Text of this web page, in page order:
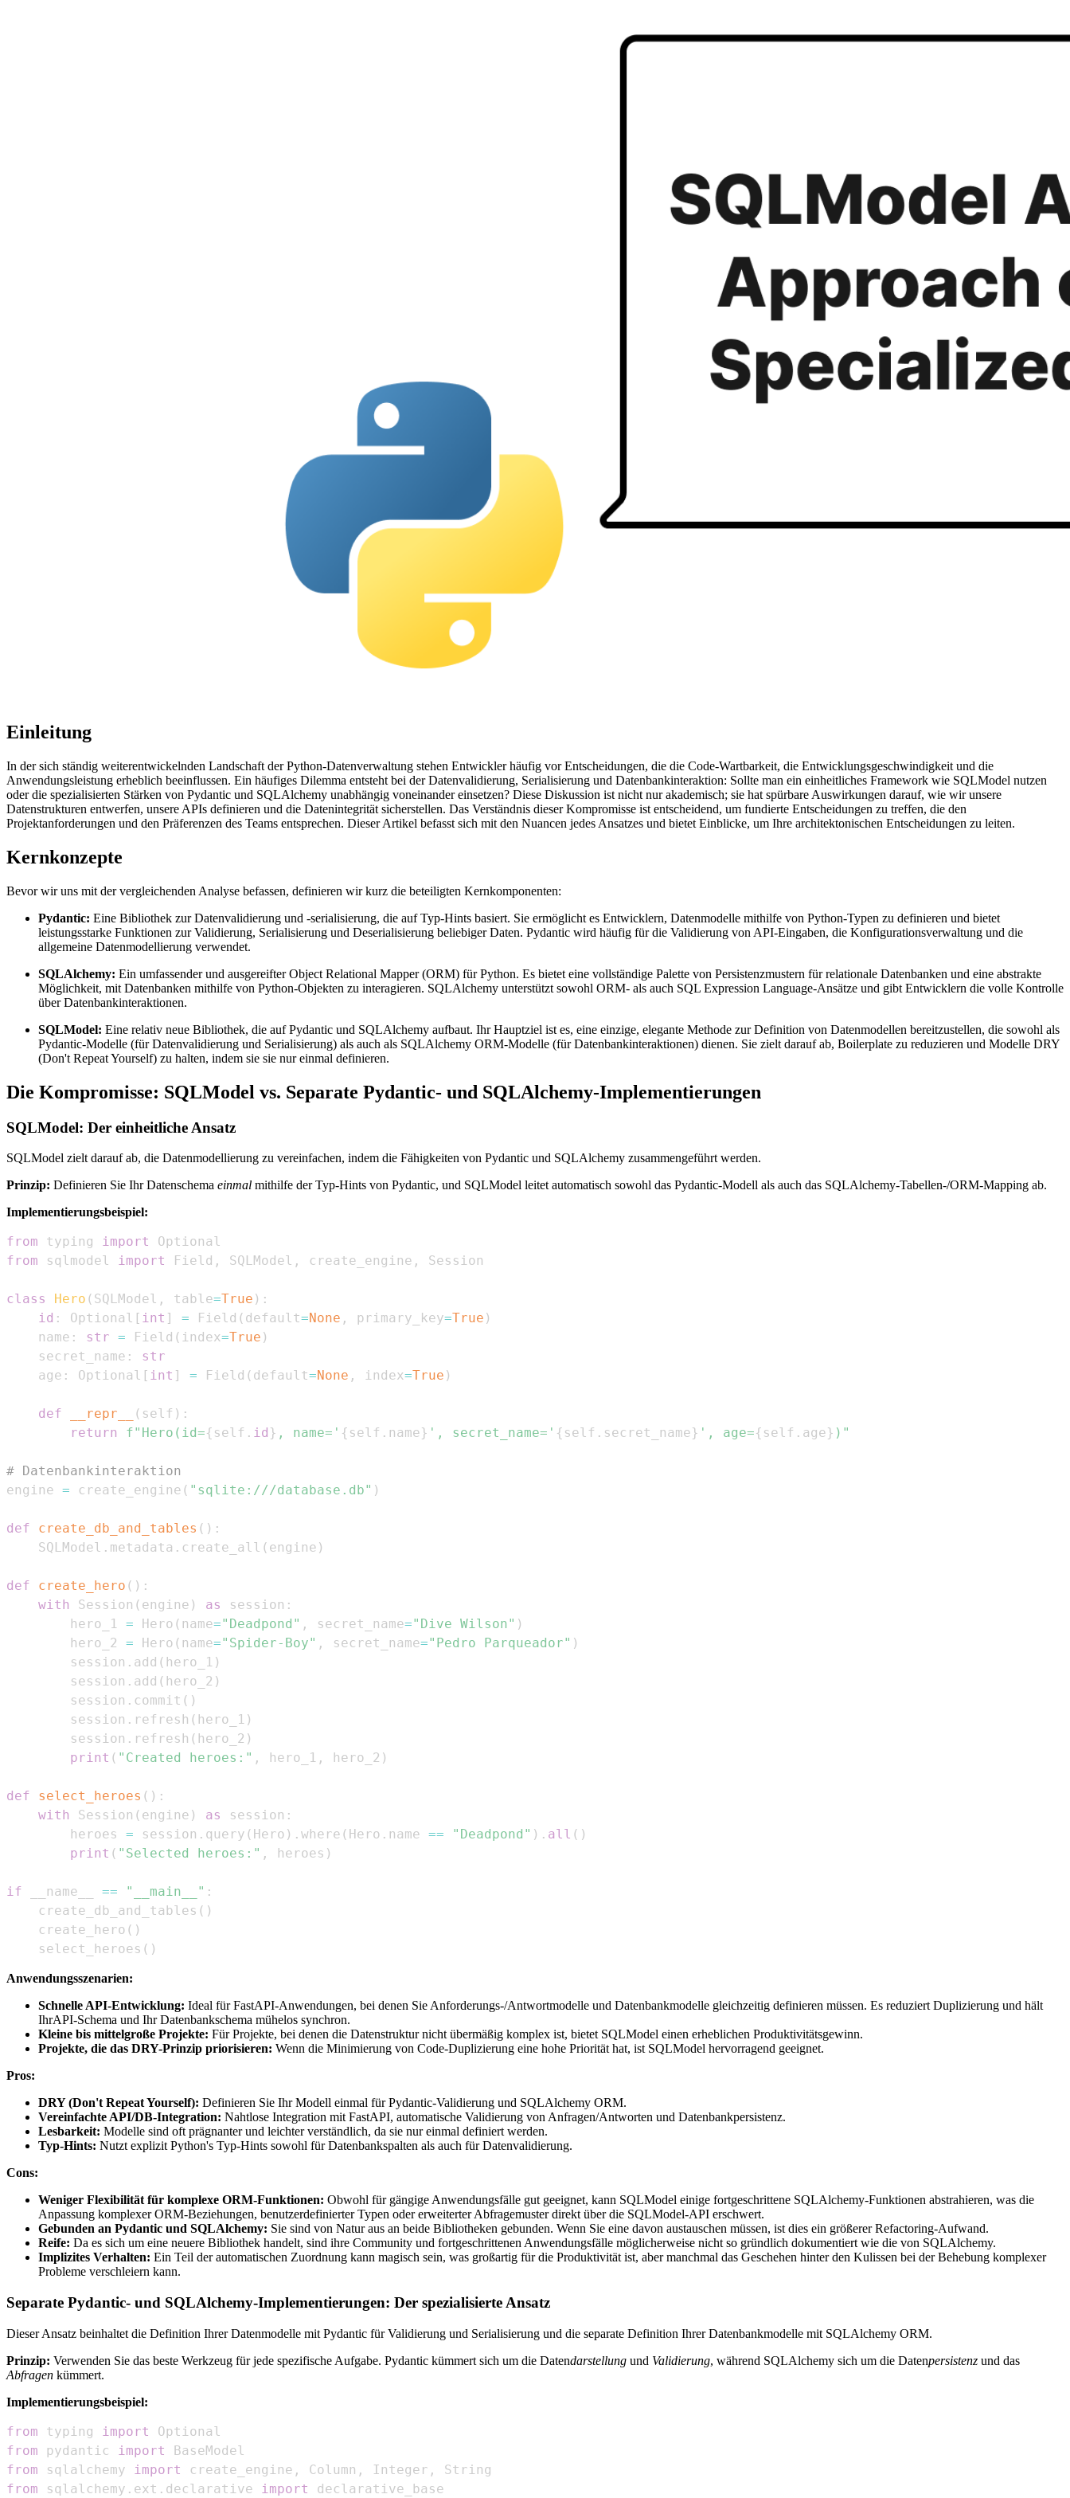
Einleitung
In der sich ständig weiterentwickelnden Landschaft der Python-Datenverwaltung stehen Entwickler häufig vor Entscheidungen, die die Code-Wartbarkeit, die Entwicklungsgeschwindigkeit und die
Anwendungsleistung erheblich beeinflussen. Ein häufiges Dilemma entsteht bei der Datenvalidierung, Serialisierung und Datenbankinteraktion: Sollte man ein einheitliches Framework wie SQLModel nutzen
oder die spezialisierten Stärken von Pydantic und SQLAlchemy unabhängig voneinander einsetzen? Diese Diskussion ist nicht nur akademisch; sie hat spürbare Auswirkungen darauf, wie wir unsere
Datenstrukturen entwerfen, unsere APIs definieren und die Datenintegrität sicherstellen. Das Verständnis dieser Kompromisse ist entscheidend, um fundierte Entscheidungen zu treffen, die den
Projektanforderungen und den Präferenzen des Teams entsprechen. Dieser Artikel befasst sich mit den Nuancen jedes Ansatzes und bietet Einblicke, um Ihre architektonischen Entscheidungen zu leiten.
Kernkonzepte
Bevor wir uns mit der vergleichenden Analyse befassen, definieren wir kurz die beteiligten Kernkomponenten:
Pydantic: Eine Bibliothek zur Datenvalidierung und -serialisierung, die auf Typ-Hints basiert. Sie ermöglicht es Entwicklern, Datenmodelle mithilfe von Python-Typen zu definieren und bietet
leistungsstarke Funktionen zur Validierung, Serialisierung und Deserialisierung beliebiger Daten. Pydantic wird häufig für die Validierung von API-Eingaben, die Konfigurationsverwaltung und die
allgemeine Datenmodellierung verwendet.
SQLAlchemy: Ein umfassender und ausgereifter Object Relational Mapper (ORM) für Python. Es bietet eine vollständige Palette von Persistenzmustern für relationale Datenbanken und eine abstrakte
Möglichkeit, mit Datenbanken mithilfe von Python-Objekten zu interagieren. SQLAlchemy unterstützt sowohl ORM- als auch SQL Expression Language-Ansätze und gibt Entwicklern die volle Kontrolle
über Datenbankinteraktionen.
SQLModel: Eine relativ neue Bibliothek, die auf Pydantic und SQLAlchemy aufbaut. Ihr Hauptziel ist es, eine einzige, elegante Methode zur Definition von Datenmodellen bereitzustellen, die sowohl als
Pydantic-Modelle (für Datenvalidierung und Serialisierung) als auch als SQLAlchemy ORM-Modelle (für Datenbankinteraktionen) dienen. Sie zielt darauf ab, Boilerplate zu reduzieren und Modelle DRY
(Don't Repeat Yourself) zu halten, indem sie sie nur einmal definieren.
Die Kompromisse: SQLModel vs. Separate Pydantic- und SQLAlchemy-Implementierungen
SQLModel: Der einheitliche Ansatz
SQLModel zielt darauf ab, die Datenmodellierung zu vereinfachen, indem die Fähigkeiten von Pydantic und SQLAlchemy zusammengeführt werden.
Prinzip: Definieren Sie Ihr Datenschema einmal mithilfe der Typ-Hints von Pydantic, und SQLModel leitet automatisch sowohl das Pydantic-Modell als auch das SQLAlchemy-Tabellen-/ORM-Mapping ab.
Implementierungsbeispiel:
from typing import
from sqlmodel import Field , SQLModel , create_engine ,
class Hero ( SQLModel , table=True ) :
id : Optional [ int ] = Field ( default=None , primary_key=True )
    name
: str = Field ( index=True )
    secret_name
:
str
    age
: Optional [ int ] = Field ( default=None , index=True )
def __repr__ ( self ) :
return
f"Hero(id={ self . id } , name=' { self . name} ', secret_name=' { self . secret_name} ', age={ self . age} )"
# Datenbankinteraktion
engine = create_engine ( "sqlite:///database.db" )
def create_db_and_tables ( ) :
    SQLModel
. metadata . create_all ( engine )
def create_hero ( ) :
with
Session ( engine ) as session :
        hero_1
= Hero ( name="Deadpond" , secret_name="Dive Wilson" )
        hero_2
= Hero ( name="Spider-Boy" , secret_name="Pedro Parqueador" )
        session
. add ( hero_1 )
        session
. add ( hero_2 )
        session
. commit ( )
        session
. refresh ( hero_1 )
        session
. refresh ( hero_2 )
print ( "Created heroes:" , hero_1 , hero_2 )
def select_heroes ( ) :
with
Session ( engine ) as session :
        heroes
= session . query ( Hero ) . where ( Hero . name == "Deadpond" ) . all ( )
print ( "Selected heroes:" , heroes )
if __name__ == "__main__" :
    create_db_and_tables
( )
    create_hero
( )
    select_heroes
( )
Anwendungsszenarien:
Schnelle API-Entwicklung: Ideal für FastAPI-Anwendungen, bei denen Sie Anforderungs-/Antwortmodelle und Datenbankmodelle gleichzeitig definieren müssen. Es reduziert Duplizierung und hält
IhrAPI-Schema und Ihr Datenbankschema mühelos synchron.
Kleine bis mittelgroße Projekte: Für Projekte, bei denen die Datenstruktur nicht übermäßig komplex ist, bietet SQLModel einen erheblichen Produktivitätsgewinn.
Projekte, die das DRY-Prinzip priorisieren: Wenn die Minimierung von Code-Duplizierung eine hohe Priorität hat, ist SQLModel hervorragend geeignet.
Pros:
DRY (Don't Repeat Yourself): Definieren Sie Ihr Modell einmal für Pydantic-Validierung und SQLAlchemy ORM.
Vereinfachte API/DB-Integration: Nahtlose Integration mit FastAPI, automatische Validierung von Anfragen/Antworten und Datenbankpersistenz.
Lesbarkeit: Modelle sind oft prägnanter und leichter verständlich, da sie nur einmal definiert werden.
Typ-Hints: Nutzt explizit Python's Typ-Hints sowohl für Datenbankspalten als auch für Datenvalidierung.
Cons:
Weniger Flexibilität für komplexe ORM-Funktionen: Obwohl für gängige Anwendungsfälle gut geeignet, kann SQLModel einige fortgeschrittene SQLAlchemy-Funktionen abstrahieren, was die
Anpassung komplexer ORM-Beziehungen, benutzerdefinierter Typen oder erweiterter Abfragemuster direkt über die SQLModel-API erschwert.
Gebunden an Pydantic und SQLAlchemy: Sie sind von Natur aus an beide Bibliotheken gebunden. Wenn Sie eine davon austauschen müssen, ist dies ein größerer Refactoring-Aufwand.
Reife: Da es sich um eine neuere Bibliothek handelt, sind ihre Community und fortgeschrittenen Anwendungsfälle möglicherweise nicht so gründlich dokumentiert wie die von SQLAlchemy.
Implizites Verhalten: Ein Teil der automatischen Zuordnung kann magisch sein, was großartig für die Produktivität ist, aber manchmal das Geschehen hinter den Kulissen bei der Behebung komplexer
Probleme verschleiern kann.
Separate Pydantic- und SQLAlchemy-Implementierungen: Der spezialisierte Ansatz
Dieser Ansatz beinhaltet die Definition Ihrer Datenmodelle mit Pydantic für Validierung und Serialisierung und die separate Definition Ihrer Datenbankmodelle mit SQLAlchemy ORM.
Prinzip: Verwenden Sie das beste Werkzeug für jede spezifische Aufgabe. Pydantic kümmert sich um die Datendarstellung und Validierung, während SQLAlchemy sich um die Datenpersistenz und das
Abfragen kümmert.
Implementierungsbeispiel:
from typing import
from pydantic import
from sqlalchemy import create_engine , Column , Integer ,
from sqlalchemy . ext . declarative import